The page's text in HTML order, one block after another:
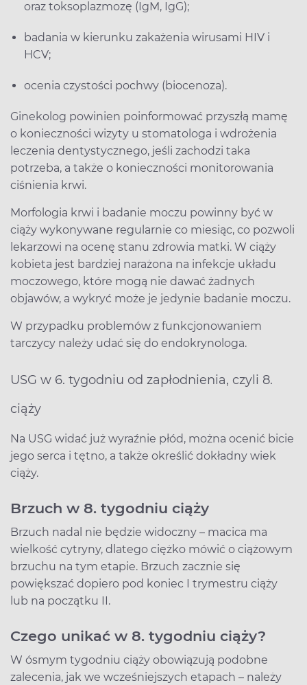
oraz toksoplazmozę (IgM, IgG);
badania w kierunku zakażenia wirusami HIV i
HCV;
ocenia czystości pochwy (biocenoza).
Ginekolog powinien poinformować przyszłą mamę
o konieczności wizyty u stomatologa i wdrożenia
leczenia dentystycznego, jeśli zachodzi taka
potrzeba, a także o konieczności monitorowania
ciśnienia krwi.
Morfologia krwi i badanie moczu powinny być w
ciąży wykonywane regularnie co miesiąc, co pozwoli
lekarzowi na ocenę stanu zdrowia matki. W ciąży
kobieta jest bardziej narażona na infekcje układu
moczowego, które mogą nie dawać żadnych
objawów, a wykryć może je jedynie badanie moczu.
W przypadku problemów z funkcjonowaniem
tarczycy należy udać się do endokrynologa.
USG w 6. tygodniu od zapłodnienia, czyli 8.
ciąży
Na USG widać już wyraźnie płód, można ocenić bicie
jego serca i tętno, a także określić dokładny wiek
ciąży.
Brzuch w 8. tygodniu ciąży
Brzuch nadal nie będzie widoczny – macica ma
wielkość cytryny, dlatego ciężko mówić o ciążowym
brzuchu na tym etapie. Brzuch zacznie się
powiększać dopiero pod koniec I trymestru ciąży
lub na początku II.
Czego unikać w 8. tygodniu ciąży?
W ósmym tygodniu ciąży obowiązują podobne
zalecenia, jak we wcześniejszych etapach – należy